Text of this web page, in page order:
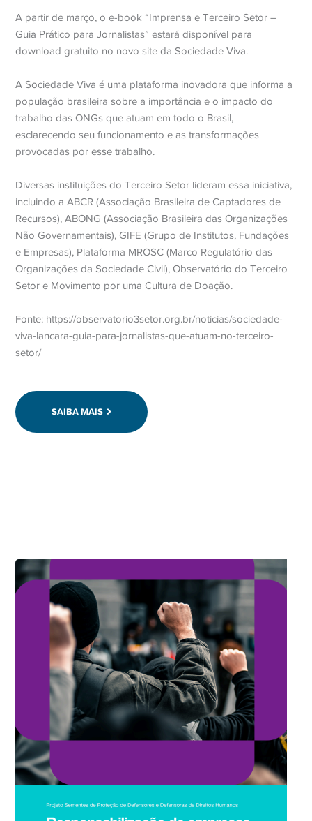
A partir de março, o e-book “Imprensa e Terceiro Setor –
Guia Prático para Jornalistas” estará disponível para
download gratuito no novo site da Sociedade Viva.
A Sociedade Viva é uma plataforma inovadora que informa a
população brasileira sobre a importância e o impacto do
trabalho das ONGs que atuam em todo o Brasil,
esclarecendo seu funcionamento e as transformações
provocadas por esse trabalho.
Diversas instituições do Terceiro Setor lideram essa iniciativa,
incluindo a ABCR (Associação Brasileira de Captadores de
Recursos), ABONG (Associação Brasileira das Organizações
Não Governamentais), GIFE (Grupo de Institutos, Fundações
e Empresas), Plataforma MROSC (Marco Regulatório das
Organizações da Sociedade Civil), Observatório do Terceiro
Setor e Movimento por uma Cultura de Doação.
Fonte: https://observatorio3setor.org.br/noticias/sociedade-
viva-lancara-guia-para-jornalistas-que-atuam-no-terceiro-
setor/
SAIBA MAIS